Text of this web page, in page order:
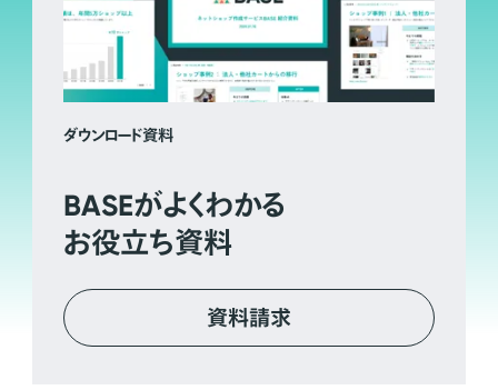
ダウンロード資料
BASEがよくわかる
お役立ち資料
資料請求